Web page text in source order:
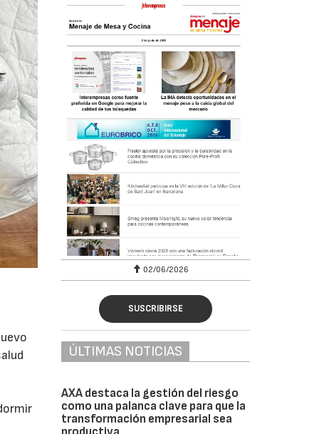
02/06/2026
SUSCRIBIRSE
ÚLTIMAS NOTICIAS
AXA destaca la gestión del riesgo
como una palanca clave para que la
transformación empresarial sea